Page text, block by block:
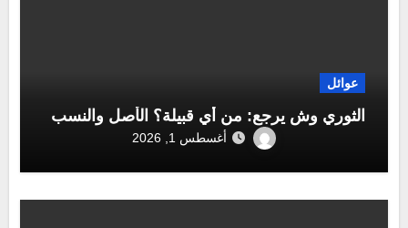
عوائل
الثوري وش يرجع: من أي قبيلة؟ الأصل والنسب
أغسطس 1, 2026